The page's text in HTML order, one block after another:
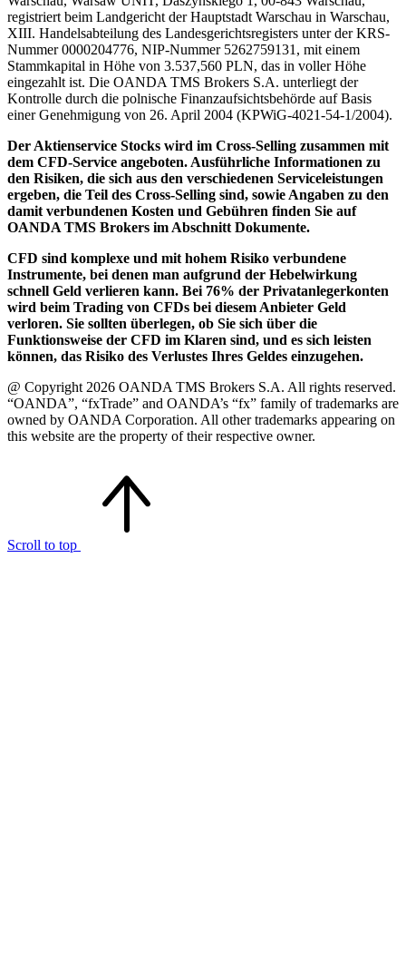
registriert beim Landgericht der Hauptstadt Warschau in Warschau,
XIII. Handelsabteilung des Landesgerichtsregisters unter der KRS-
Nummer 0000204776, NIP-Nummer 5262759131, mit einem
Stammkapital in Höhe von 3.537,560 PLN, das in voller Höhe
eingezahlt ist. Die OANDA TMS Brokers S.A. unterliegt der
Kontrolle durch die polnische Finanzaufsichtsbehörde auf Basis
einer Genehmigung von 26. April 2004 (KPWiG-4021-54-1/2004).
Der Aktienservice Stocks wird im Cross-Selling zusammen mit
dem CFD-Service angeboten. Ausführliche Informationen zu
den Risiken, die sich aus den verschiedenen Serviceleistungen
ergeben, die Teil des Cross-Selling sind, sowie Angaben zu den
damit verbundenen Kosten und Gebühren finden Sie auf
OANDA TMS Brokers im Abschnitt Dokumente.
CFD sind komplexe und mit hohem Risiko verbundene
Instrumente, bei denen man aufgrund der Hebelwirkung
schnell Geld verlieren kann. Bei 76% der Privatanlegerkonten
wird beim Trading von CFDs bei diesem Anbieter Geld
verloren. Sie sollten überlegen, ob Sie sich über die
Funktionsweise der CFD im Klaren sind, und es sich leisten
können, das Risiko des Verlustes Ihres Geldes einzugehen.
@ Copyright 2026 OANDA TMS Brokers S.A. All rights reserved.
“OANDA”, “fxTrade” and OANDA’s “fx” family of trademarks are
owned by OANDA Corporation. All other trademarks appearing on
this website are the property of their respective owner.
Scroll to top